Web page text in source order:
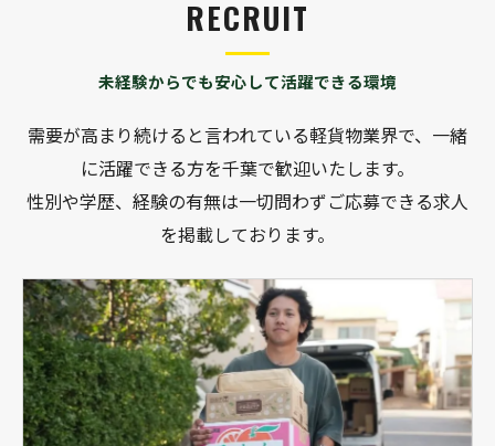
未経験からでも安心して活躍できる環境
RECRUIT
需要が高まり続けると言われている軽貨物業界で、一緒
に活躍できる方を千葉で歓迎いたします。
性別や学歴、経験の有無は一切問わずご応募できる求人
を掲載しております。